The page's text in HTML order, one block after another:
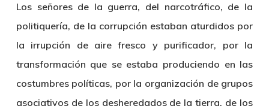
Los señores de la guerra, del narcotráfico, de la
politiquería, de la corrupción estaban aturdidos por
la irrupción de aire fresco y purificador, por la
transformación que se estaba produciendo en las
costumbres políticas, por la organización de grupos
asociativos de los desheredados de la tierra, de los